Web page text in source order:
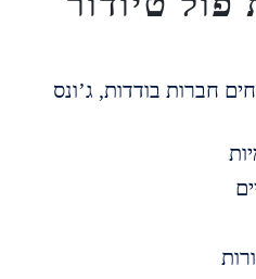
בודדות, ג’ונס